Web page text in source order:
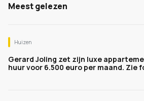
Meest gelezen
Huizen
Gerard Joling zet zijn luxe
huur voor 6.500 euro per maand. Zie